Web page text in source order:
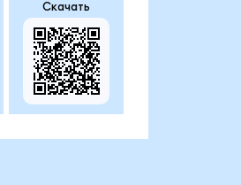
Скачать